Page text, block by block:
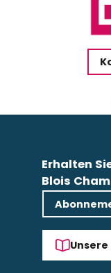
Erhalten
Blois